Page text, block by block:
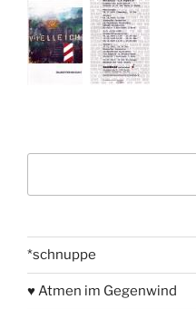
*schnuppe
♥ Atmen im Gegenwind